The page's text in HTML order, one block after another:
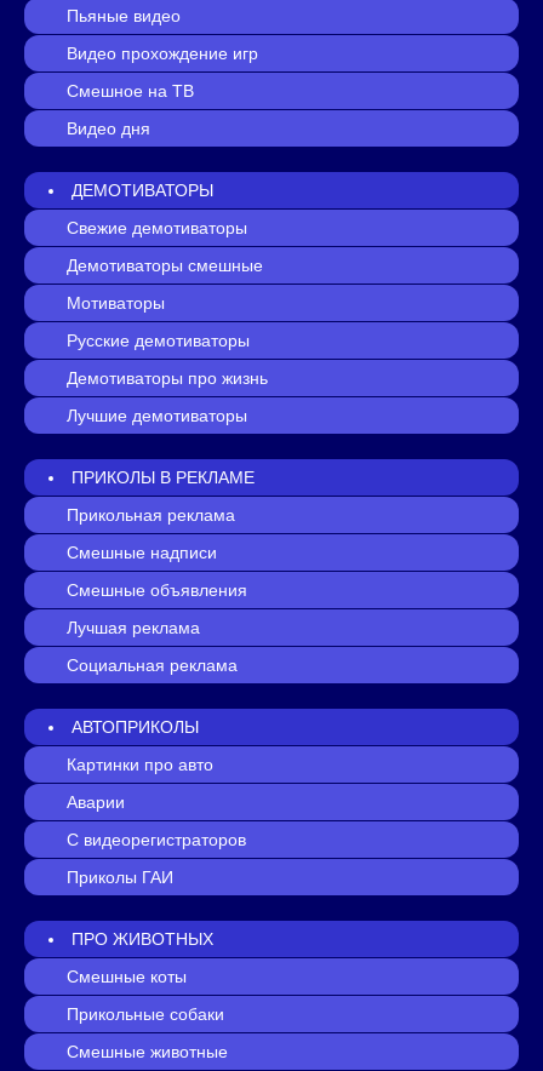
Пьяные видео
Видео прохождение игр
Смешное на ТВ
Видео дня
ДЕМОТИВАТОРЫ
Свежие демотиваторы
Демотиваторы смешные
Мотиваторы
Русские демотиваторы
Демотиваторы про жизнь
Лучшие демотиваторы
ПРИКОЛЫ В РЕКЛАМЕ
Прикольная реклама
Смешные надписи
Смешные объявления
Лучшая реклама
Социальная реклама
АВТОПРИКОЛЫ
Картинки про авто
Аварии
С видеорегистраторов
Приколы ГАИ
ПРО ЖИВОТНЫХ
Смешные коты
Прикольные собаки
Смешные животные